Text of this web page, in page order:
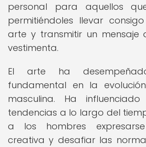
personal para aquellos
permitiéndoles llevar
arte y transmitir un mensaje
vestimenta.
El arte ha
fundamental en la
masculina. Ha
tendencias a lo largo del
a los hombres
creativa y desafiar las